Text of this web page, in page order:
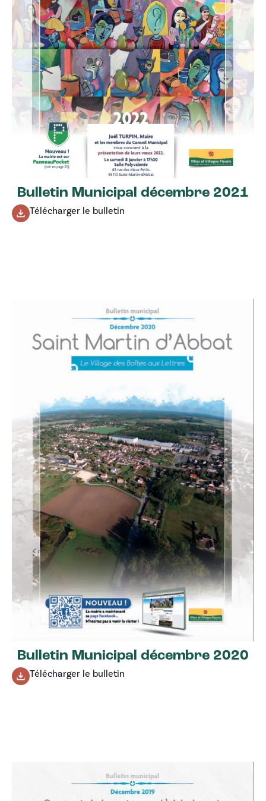
Bulletin Municipal décembre 2021
Télécharger le bulletin
Bulletin Municipal décembre 2020
Télécharger le bulletin